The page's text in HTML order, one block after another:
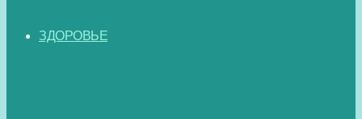
ЗДОРОВЬЕ